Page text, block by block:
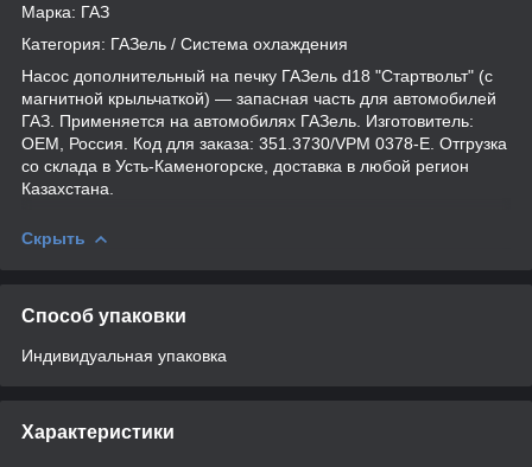
Марка: ГАЗ
Категория: ГАЗель / Система охлаждения
Насос дополнительный на печку ГАЗель d18 "Стартвольт" (с
магнитной крыльчаткой) — запасная часть для автомобилей
ГАЗ. Применяется на автомобилях ГАЗель. Изготовитель:
OEM, Россия. Код для заказа: 351.3730/VPM 0378-E. Отгрузка
со склада в Усть-Каменогорске, доставка в любой регион
Казахстана.
Скрыть
Способ упаковки
Индивидуальная упаковка
Характеристики